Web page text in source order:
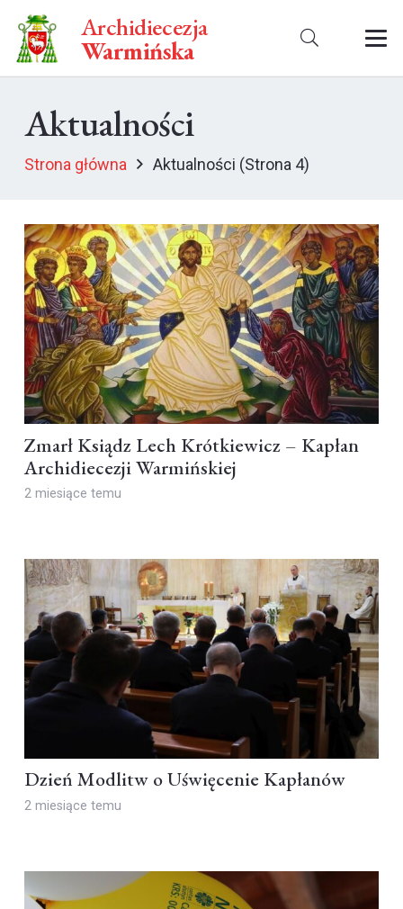
Archidiecezja
Warmińska
Aktualności
Strona główna Aktualności (Strona 4)
Zmarł Ksiądz Lech Krótkiewicz – Kapłan
Archidiecezji Warmińskiej
2 miesiące temu
Dzień Modlitw o Uświęcenie Kapłanów
2 miesiące temu